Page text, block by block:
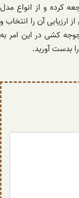
کرده و از انواع مدل
آن را انتخاب و
کشی در این امر به
بدست آورید.